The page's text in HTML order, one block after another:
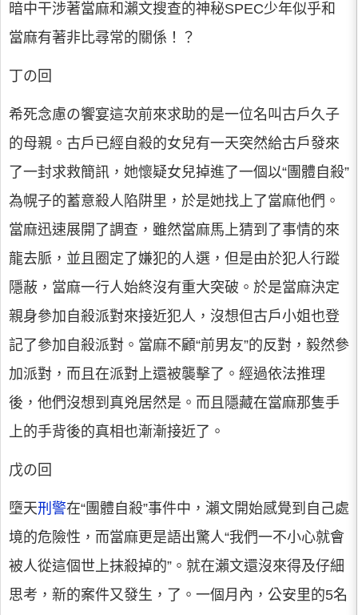
暗中干涉著當麻和瀨文搜查的神秘SPEC少年似乎和
當麻有著非比尋常的關係！？
丁の回
希死念慮の饗宴這次前來求助的是一位名叫古戶久子
的母親。古戶已經自殺的女兒有一天突然給古戶發來
了一封求救簡訊，她懷疑女兒掉進了一個以“團體自殺”
為幌子的蓄意殺人陷阱里，於是她找上了當麻他們。
當麻迅速展開了調查，雖然當麻馬上猜到了事情的來
龍去脈，並且圈定了嫌犯的人選，但是由於犯人行蹤
隱蔽，當麻一行人始終沒有重大突破。於是當麻決定
親身參加自殺派對來接近犯人，沒想但古戶小姐也登
記了參加自殺派對。當麻不顧“前男友”的反對，毅然參
加派對，而且在派對上還被襲擊了。經過依法推理
後，他們沒想到真兇居然是。而且隱藏在當麻那隻手
上的手背後的真相也漸漸接近了。
戊の回
墮天刑警在“團體自殺”事件中，瀨文開始感覺到自己處
境的危險性，而當麻更是語出驚人“我們一不小心就會
被人從這個世上抹殺掉的”。就在瀨文還沒來得及仔細
思考，新的案件又發生，了。一個月內，公安里的5名